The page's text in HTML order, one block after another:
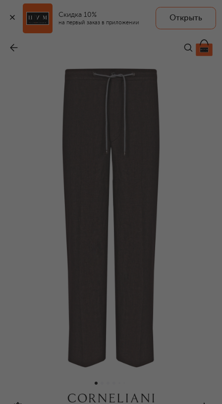
Скидка 10%
на первый заказ в приложении
Открыть
48 800 ₽